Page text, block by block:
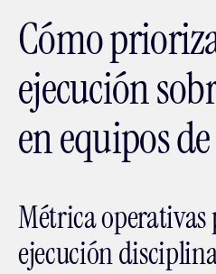
Cómo
ejecución
en equipos
Métrica
ejecución